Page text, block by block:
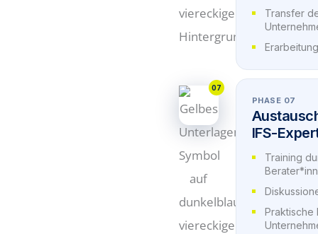
Transfer
07
PHASE 07
IFS-
Training
Praktische